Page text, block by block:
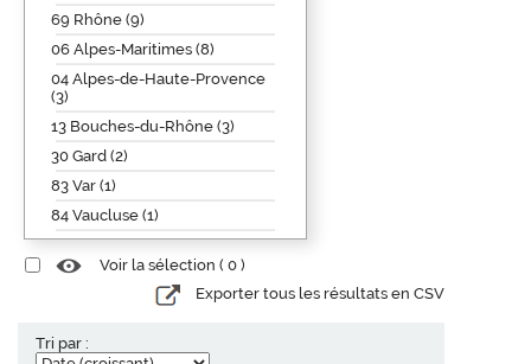
69 Rhône (9)
06 Alpes-Maritimes (8)
04 Alpes-de-Haute-Provence
(3)
13 Bouches-du-Rhône (3)
30 Gard (2)
83 Var (1)
84 Vaucluse (1)
Voir la sélection ( 0 )
Exporter tous les résultats en CSV
Tri par :